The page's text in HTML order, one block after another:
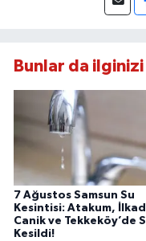
Bunlar da
7 Ağustos Samsun Su
Kesintisi: Atakum,
Canik ve Tekkeköy’de
Kesildi!